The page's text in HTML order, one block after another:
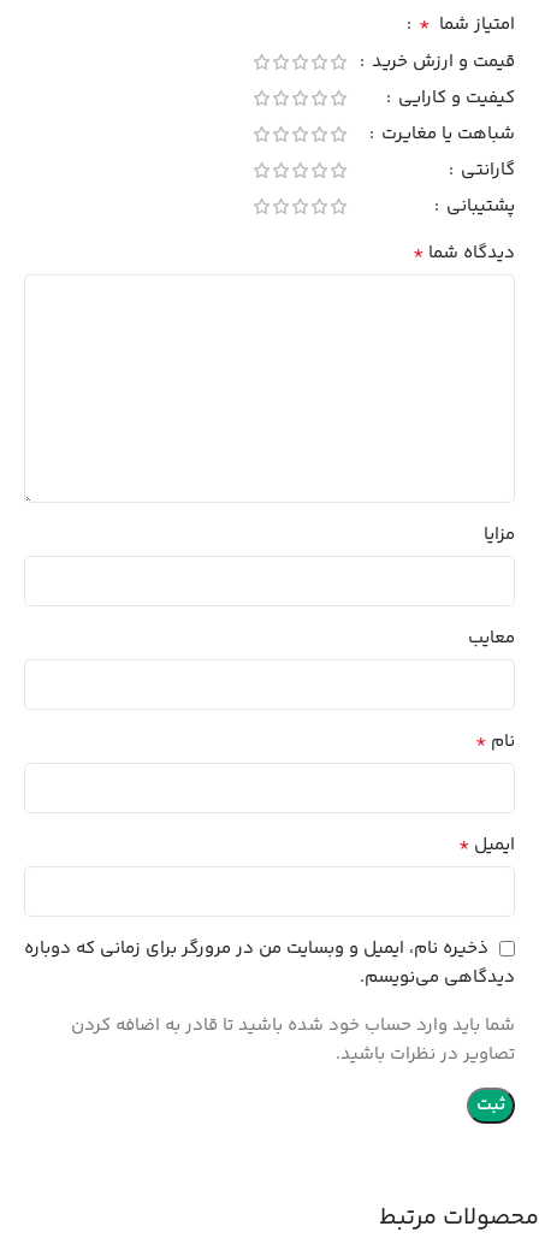
امتیاز شما *
قیمت و ارزش خرید
کیفیت و کارایی
شباهت یا مغایرت
گارانتی
پشتیبانی
دیدگاه شما *
مزایا
معایب
نام *
ایمیل *
ذخیره نام، ایمیل و وبسایت من در مرورگر برای زمانی که دوباره
دیدگاهی می‌نویسم.
شما باید وارد حساب خود شده باشید تا قادر به اضافه کردن
تصاویر در نظرات باشید.
محصولات مرتبط